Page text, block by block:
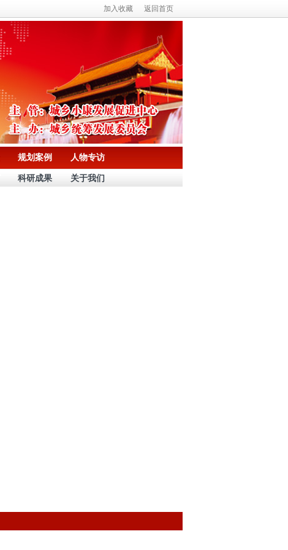
加入收藏 返回首页
规划案例 人物专访
科研成果 关于我们